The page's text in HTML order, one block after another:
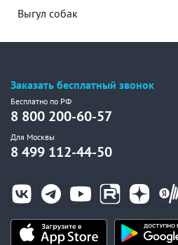
Выгул собак
Заказать бесплатный звонок
Бесплатно по РФ
8 800 200-60-57
Для Москвы
8 499 112-44-50